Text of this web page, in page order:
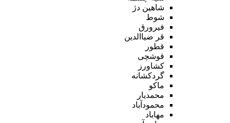
شاهین دژ
شوط
فیرورق
قر ضیاالدین
قطور
قوشچی
کشاورز
گردکشانه
ماکو
محمدیار
محمودآباد
مهاباد